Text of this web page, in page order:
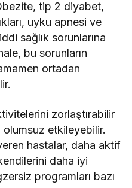
tip 2 diyabet,
uyku apnesi ve
sağlık sorunlarına
bu sorunların
ortadan
zorlaştırabilir
olumsuz etkileyebilir.
hastalar, daha aktif
daha iyi
programları bazı